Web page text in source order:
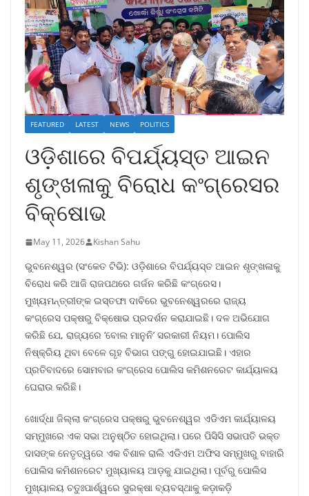
FEATURED LATEST NEWS POLITICS
ଓଡ଼ିଶାରେ ବିପର୍ଯ୍ୟସ୍ତ ଆଇନ
ଶୃଙ୍ଖଳାକୁ ବିରୋଧ କଂଗ୍ରେସର
ବିକ୍ଷୋଭ
May 11, 2026 Kishan Sahu
ଭୁବନେଶ୍ୱର (ସଂକେତ ଟିଭି): ଓଡ଼ିଶାରେ ବିପର୍ଯ୍ୟସ୍ତ ଆଇନ ଶୃଙ୍ଖଳାକୁ
ବିରୋଧ କରି ଆଜି ରାଜପଥରେ ଗର୍ଜନ କରିଛି କଂଗ୍ରେସ।
ମୁଖ୍ୟମନ୍ତ୍ରୀଙ୍କ ଇସ୍ତଫା ଦାବିରେ ଭୁବନେଶ୍ୱରରେ ରାଜ୍ୟ
କଂଗ୍ରେସ ପକ୍ଷରୁ ବିକ୍ଷୋଭ ପ୍ରଦର୍ଶନ କରାଯାଇଛି। ଦଳ ଅଭିଯୋଗ
କରିଛି ଯେ, ରାଜ୍ୟରେ ‘ବୋଲ ମାନୁନି’ ସରକାରୀ ନିୟମ। ପୋଲିସ
ନିଷ୍କ୍ରିୟ ଥିବା ବେଳେ ଗୃହ ବିଭାଗ ପଙ୍ଗୁ ହୋଇଯାଇଛି। ଏହାର
ପ୍ରତିବାଦରେ ସୋମବାର କଂଗ୍ରେସ ପୋଲିସ କମିଶନରେଟ କାର୍ଯ୍ୟାଳୟ
ଘେରାଉ କରିଛି।
ଖୋର୍ଦ୍ଧା ଜିଲ୍ଲା କଂଗ୍ରେସ ପକ୍ଷରୁ ଭୁବନେଶ୍ୱର ଏଡିଏମ କାର୍ଯ୍ୟାଳୟ
ସମ୍ମୁଖରେ ଏକ ସଭା ଅନୁଷ୍ଠିତ ହୋଇଥିଲା। ପରେ ପିସିସି ସଭାପତି ଭକ୍ତ
ଦାସଙ୍କ ନେତୃତ୍ୱରେ ଏକ ବିଶାଳ ରାଲି ଏଡିଏମ ଅଫିସ ସମ୍ମୁଖରୁ ବାହାରି
ପୋଲିସ କମିଶନରେଟ ମୁଖ୍ୟାଳୟ ଆଡ଼କୁ ଯାଇଥିଲା। ପୂର୍ବରୁ ପୋଲିସ
ମୁଖ୍ୟାଳୟ ଚତୁଃପାର୍ଶ୍ୱରେ ସୁରକ୍ଷା ବ୍ୟବସ୍ଥାକୁ କଡ଼ାକଡ଼ି